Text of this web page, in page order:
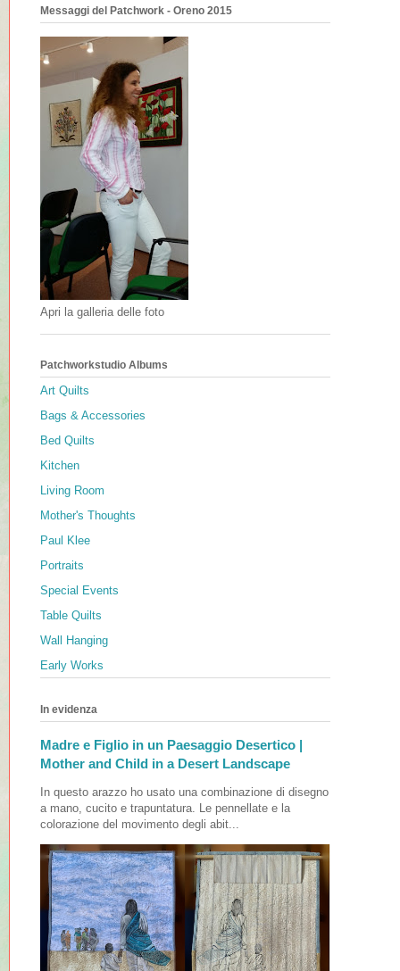
Messaggi del Patchwork - Oreno 2015
Apri la galleria delle foto
Patchworkstudio Albums
Art Quilts
Bags & Accessories
Bed Quilts
Kitchen
Living Room
Mother's Thoughts
Paul Klee
Portraits
Special Events
Table Quilts
Wall Hanging
Early Works
In evidenza
Madre e Figlio in un Paesaggio Desertico |
Mother and Child in a Desert Landscape
In questo arazzo ho usato una combinazione di disegno
a mano, cucito e trapuntatura. Le pennellate e la
colorazione del movimento degli abit...